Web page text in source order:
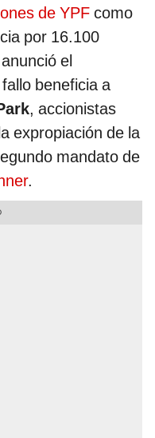
de YPF como
por 16.100
el
beneficia a
, accionistas
expropiación de la
mandato de
.